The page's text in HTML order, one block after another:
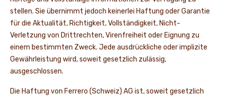
stellen. Sie übernimmt jedoch keinerlei Haftung oder Garantie
für die Aktualität, Richtigkeit, Vollständigkeit, Nicht-
Verletzung von Drittrechten, Virenfreiheit oder Eignung zu
einem bestimmten Zweck. Jede ausdrückliche oder implizite
Gewährleistung wird, soweit gesetzlich zulässig,
ausgeschlossen.
Die Haftung von Ferrero (Schweiz) AG ist, soweit gesetzlich